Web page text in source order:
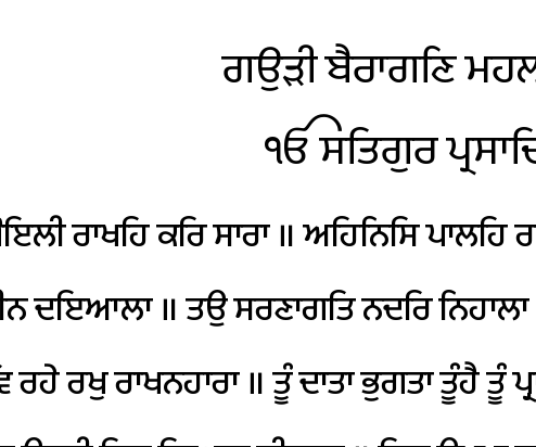
ਗਉੜੀਬੈਰਾਗਣਿ
ੴਸਤਿਗੁਰ
ਰਾਖਹਿਕਰਿਸਾਰਾ॥ਅਹਿਨਿਸਿਪਾਲਹਿ
ਦਇਆਲਾ॥ਤਉਸਰਣਾਗਤਿਨਦਰਿਨਿਹਾਲਾ
ਰਹੇਰਖੁਰਾਖਨਹਾਰਾ॥ਤੂੰਦਾਤਾਭੁਗਤਾਤੂੰਹੈਤੂੰ